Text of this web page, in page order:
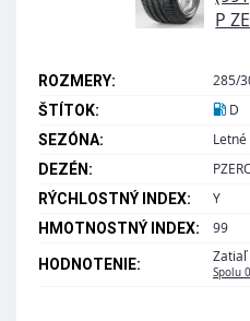
ROZMERY: 285/
ŠTÍTOK: D
SEZÓNA: Letné
DEZÉN:
RÝCHLOSTNÝ INDEX: Y
HMOTNOSTNÝ INDEX: 99
HODNOTENIE: Zatiaľ
Spolu